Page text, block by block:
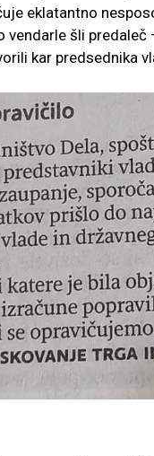
eklatantno
vendarle šli
kar predsednika